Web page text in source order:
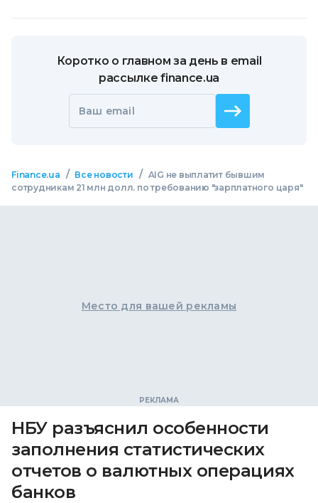
Коротко о главном за день в email
рассылке finance.ua
Ваш email
Finance.ua / Все новости / AIG не выплатит бывшим
сотрудникам 21 млн долл. по требованию "зарплатного царя"
Место для вашей рекламы
НБУ разъяснил особенности
заполнения статистических
отчетов о валютных операциях
банков